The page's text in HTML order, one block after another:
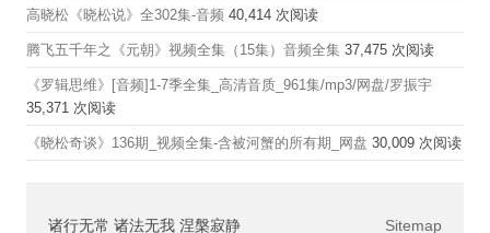
高晓松《晓松说》全302集-音频 40,414 次阅读
腾飞五千年之《元朝》视频全集（15集）音频全集 37,475 次阅读
《罗辑思维》[音频]1-7季全集_高清音质_961集/mp3/网盘/罗振宇
35,371 次阅读
《晓松奇谈》136期_视频全集-含被河蟹的所有期_网盘 30,009 次阅读
诸行无常 诸法无我 涅槃寂静 Sitemap